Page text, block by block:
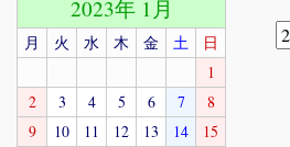
2023年 1月
月 火 水 木 金 土
日
1
2
3 4 5 6 7
8
9
10 11 12 13 14
15